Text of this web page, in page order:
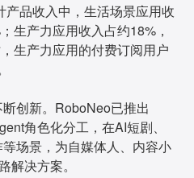
品收入中，生活场景应用收
生产力应用收入占约18%，
生产力应用的付费订阅用户
创新。RoboNeo已推出
角色化分工，在AI短剧、
场景，为自媒体人、内容小
解决方案。